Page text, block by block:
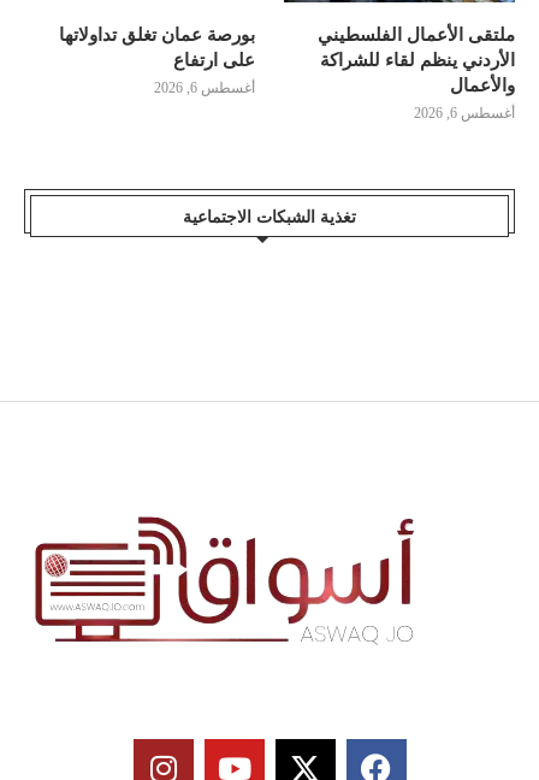
ملتقى الأعمال الفلسطيني
الأردني ينظم لقاء للشراكة
والأعمال
أغسطس 6, 2026
بورصة عمان تغلق تداولاتها
على ارتفاع
أغسطس 6, 2026
تغذية الشبكات الاجتماعية